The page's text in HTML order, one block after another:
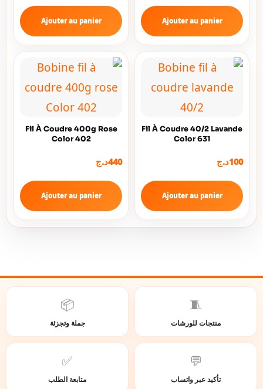
Ajouter au panier
Ajouter au panier
Fil À Coudre 40/2 Lavande
Color 631
100د.ج
Ajouter au panier
Fil À Coudre 400g Rose
Color 402
440د.ج
Ajouter au panier
🧵
منتجات للورشات
📦
جملة وتجزئة
💬
تأكيد عبر واتساب
✅
متابعة الطلب